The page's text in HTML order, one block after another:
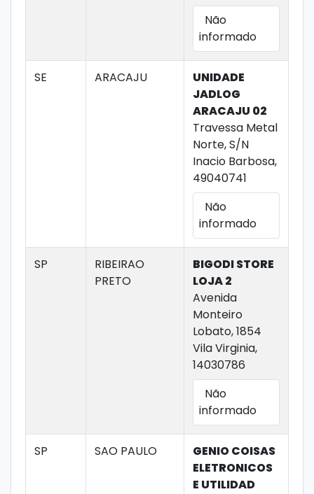
Não
informado
SE ARACAJU
UNIDADE
JADLOG
ARACAJU 02
Travessa Metal
Norte, S/N
Inacio Barbosa,
49040741
Não
informado
SP
RIBEIRAO
PRETO
BIGODI STORE
LOJA 2
Avenida
Monteiro
Lobato, 1854
Vila Virginia,
14030786
Não
informado
SP SAO PAULO
GENIO COISAS
ELETRONICOS
E UTILIDAD